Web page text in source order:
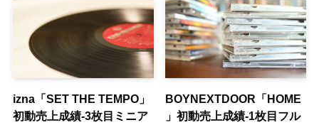
izna「SET THE TEMPO」
初動売上成績-3枚目ミニア
BOYNEXTDOOR「HOME
」初動売上成績-1枚目フル